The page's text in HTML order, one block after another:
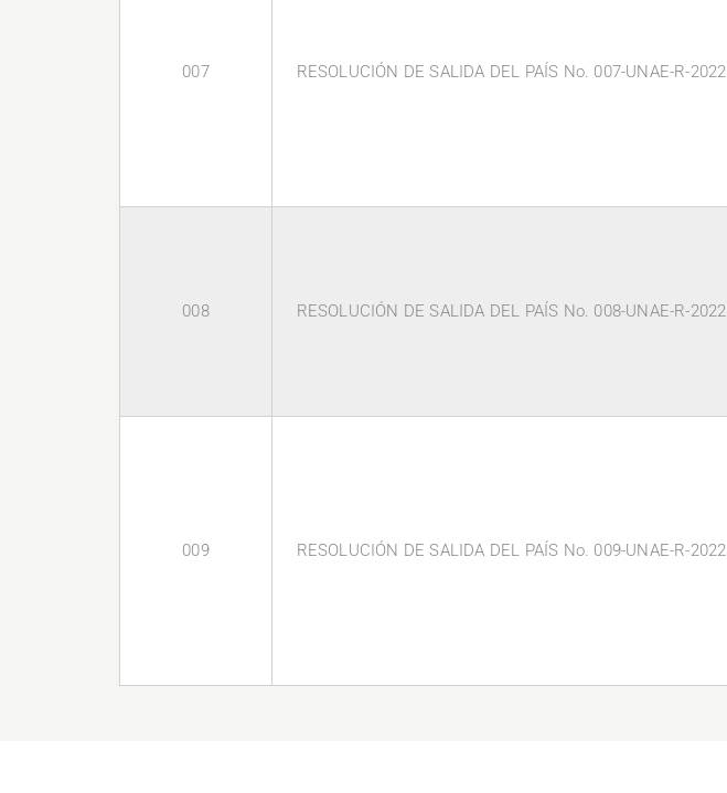
007 RESOLUCIÓN DE SALIDA DEL PAÍS No. 007-UNAE-R-2022
008 RESOLUCIÓN DE SALIDA DEL PAÍS No. 008-UNAE-R-2022
009 RESOLUCIÓN DE SALIDA DEL PAÍS No. 009-UNAE-R-2022